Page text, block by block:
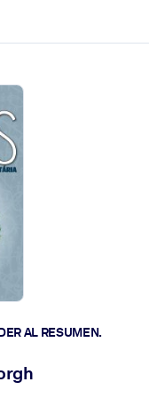
AL RESUMEN.